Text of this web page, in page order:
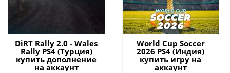
DiRT Rally 2.0 - Wales
Rally PS4 (Турция)
купить дополнение
на аккаунт
World Cup Soccer
2026 PS4 (Индия)
купить игру на
аккаунт